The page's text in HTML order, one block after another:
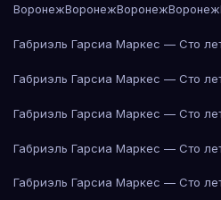
ВоронежВоронежВоронежВоронеж
Габриэль Гарсиа Маркес — Сто
Габриэль Гарсиа Маркес — Сто
Габриэль Гарсиа Маркес — Сто
Габриэль Гарсиа Маркес — Сто
Габриэль Гарсиа Маркес — Сто